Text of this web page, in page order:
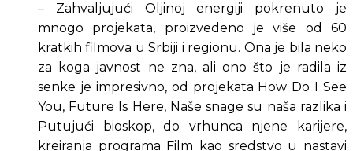
– Zahvaljujući Oljinoj energiji pokrenuto je
mnogo projekata, proizvedeno je više od 60
kratkih filmova u Srbiji i regionu. Ona je bila neko
za koga javnost ne zna, ali ono što je radila iz
senke je impresivno, od projekata How Do I See
You, Future Is Here, Naše snage su naša razlika i
Putujući bioskop, do vrhunca njene karijere,
kreiranja programa Film kao sredstvo u nastavi